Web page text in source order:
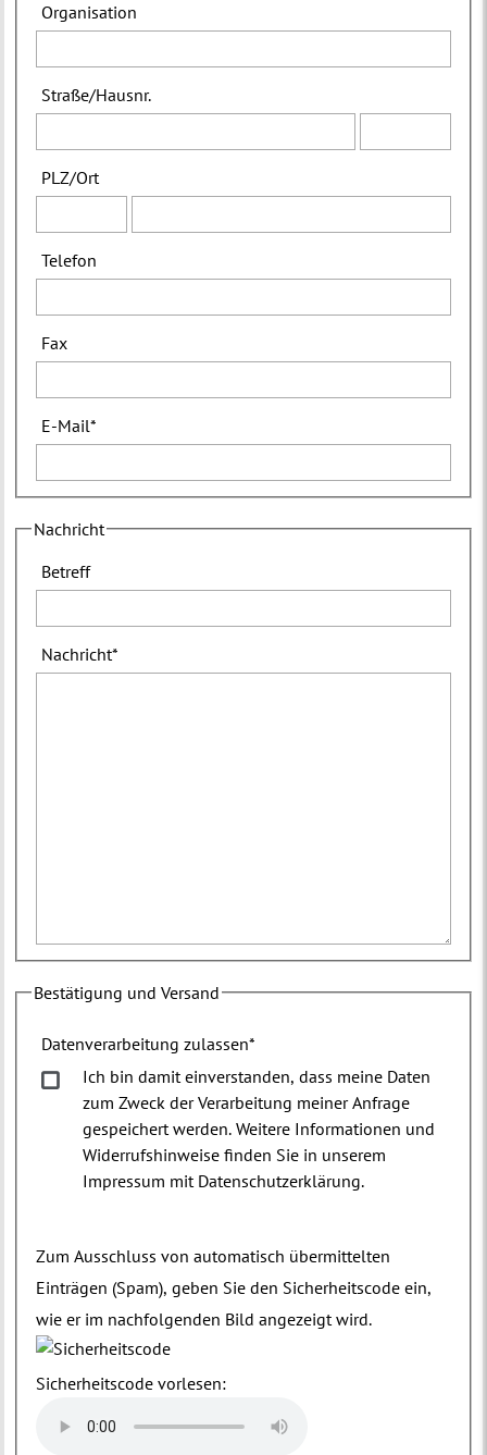
Organisation
Straße/Hausnr.
PLZ/Ort
Telefon
Fax
E-Mail*
Nachricht
Betreff
Nachricht*
Bestätigung und Versand
Datenverarbeitung zulassen*
Ich bin damit einverstanden, dass meine Daten
zum Zweck der Verarbeitung meiner Anfrage
gespeichert werden. Weitere Informationen und
Widerrufshinweise finden Sie in unserem
Impressum mit Datenschutzerklärung.
Zum Ausschluss von automatisch übermittelten
Einträgen (Spam), geben Sie den Sicherheitscode ein,
wie er im nachfolgenden Bild angezeigt wird.
Sicherheitscode vorlesen: